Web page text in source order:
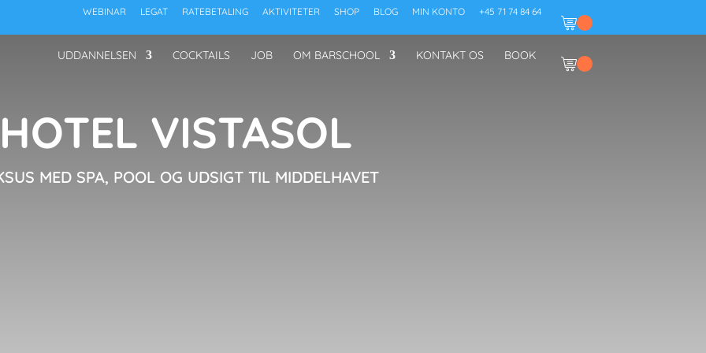
WEBINAR LEGAT RATEBETALING AKTIVITETER SHOP BLOG MIN KONTO +45 71 74 84 64
UDDANNELSEN COCKTAILS JOB OM BARSCHOOL KONTAKT OS BOOK
HOTEL VISTASOL
MED SPA, POOL OG UDSIGT TIL MIDDELHAVET